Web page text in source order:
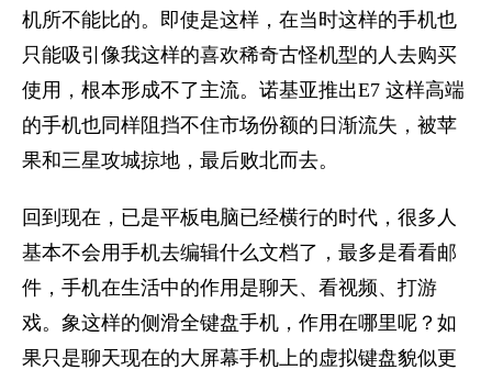
机所不能比的。即使是这样，在当时这样的手机也
只能吸引像我这样的喜欢稀奇古怪机型的人去购买
使用，根本形成不了主流。诺基亚推出E7 这样高端
的手机也同样阻挡不住市场份额的日渐流失，被苹
果和三星攻城掠地，最后败北而去。
回到现在，已是平板电脑已经横行的时代，很多人
基本不会用手机去编辑什么文档了，最多是看看邮
件，手机在生活中的作用是聊天、看视频、打游
戏。象这样的侧滑全键盘手机，作用在哪里呢？如
果只是聊天现在的大屏幕手机上的虚拟键盘貌似更